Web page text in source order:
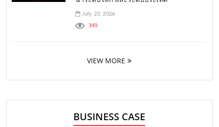
July 23, 2026
349
VIEW MORE
BUSINESS CASE